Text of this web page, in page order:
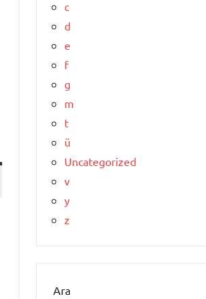
c
d
e
f
g
m
t
ü
Uncategorized
v
y
z
Ara